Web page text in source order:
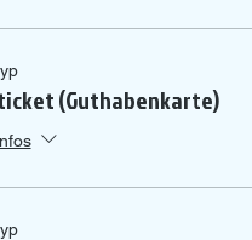
(Guthabenkarte)